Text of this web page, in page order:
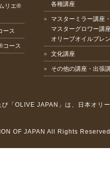
リエ®
ース
コース
各種講座
マスターミラー講座・
マスターグロワー講座
オリーブオイルブレ
文化講座
その他の講座・出張
「OLIVE JAPAN」は、日本オリ
OF JAPAN All Rights